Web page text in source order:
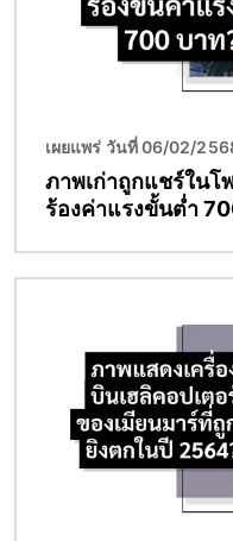
เผยแพร่ วันที่ 06/02/
ภาพเก่าถูกแชร์ในโ
ร้องค่าแรงขั้นต่ำ